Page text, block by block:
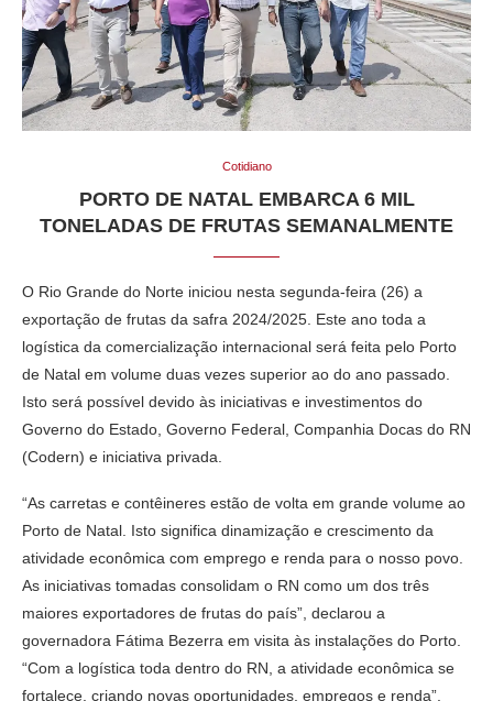
Cotidiano
PORTO DE NATAL EMBARCA 6 MIL
TONELADAS DE FRUTAS SEMANALMENTE
O Rio Grande do Norte iniciou nesta segunda-feira (26) a
exportação de frutas da safra 2024/2025. Este ano toda a
logística da comercialização internacional será feita pelo Porto
de Natal em volume duas vezes superior ao do ano passado.
Isto será possível devido às iniciativas e investimentos do
Governo do Estado, Governo Federal, Companhia Docas do RN
(Codern) e iniciativa privada.
“As carretas e contêineres estão de volta em grande volume ao
Porto de Natal. Isto significa dinamização e crescimento da
atividade econômica com emprego e renda para o nosso povo.
As iniciativas tomadas consolidam o RN como um dos três
maiores exportadores de frutas do país”, declarou a
governadora Fátima Bezerra em visita às instalações do Porto.
“Com a logística toda dentro do RN, a atividade econômica se
fortalece, criando novas oportunidades, empregos e renda”,